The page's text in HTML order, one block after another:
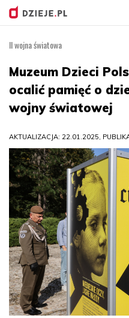
II wojna światowa
Muzeum Dzieci
ocalić pamięć o
wojny światowej
AKTUALIZACJA: 22.01.2025,